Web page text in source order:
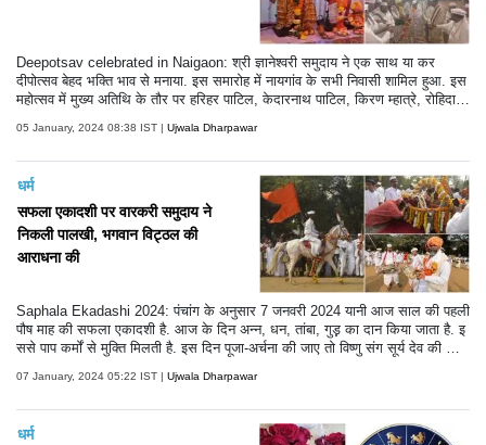
Deepotsav celebrated in Naigaon: श्री ज्ञानेश्वरी समुदाय ने एक साथ या कर
दीपोत्सव बेहद भक्ति भाव से मनाया. इस समारोह में नायगांव के सभी निवासी शामिल हुआ. इस
महोत्सव में मुख्य अतिथि के तौर पर हरिहर पाटिल, केदारनाथ पाटिल, किरण म्हात्रे, रोहिदास
दीपोत्सव की तस्वीरों पर-
05 January, 2024 08:38 IST | Ujwala Dharpawar
धर्म
सफला एकादशी पर वारकरी समुदाय ने
निकली पालखी, भगवान विट्ठल की
आराधना की
Saphala Ekadashi 2024: पंचांग के अनुसार 7 जनवरी 2024 यानी आज साल की पहली
पौष माह की सफला एकादशी है. आज के दिन अन्न, धन, तांबा, गुड़़ का दान किया जाता है. इ
ससे पाप कर्मों से मुक्ति मिलती है. इस दिन पूजा-अर्चना की जाए तो विष्णु संग सूर्य देव की कृपा
पालखी निकली. देखें तस्वीरें-
07 January, 2024 05:22 IST | Ujwala Dharpawar
धर्म